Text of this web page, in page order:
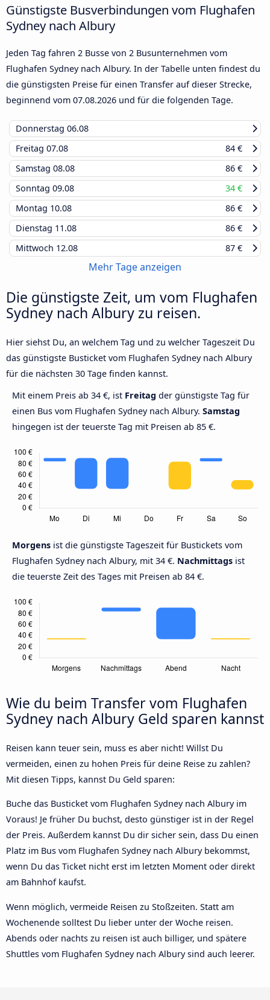
Günstigste Busverbindungen vom Flughafen
Sydney nach Albury
Jeden Tag fahren 2 Busse von 2 Busunternehmen vom
Flughafen Sydney nach Albury. In der Tabelle unten findest du
die günstigsten Preise für einen Transfer auf dieser Strecke,
beginnend vom 07.08.2026 und für die folgenden Tage.
Donnerstag 06.08
Freitag 07.08
84 €
Samstag 08.08
86 €
Sonntag 09.08
34 €
Montag 10.08
86 €
Dienstag 11.08
86 €
Mittwoch 12.08 87 €
Mehr Tage anzeigen
Die günstigste Zeit, um vom Flughafen
Sydney nach Albury zu reisen.
Hier siehst Du, an welchem Tag und zu welcher Tageszeit Du
das günstigste Busticket vom Flughafen Sydney nach Albury
für die nächsten 30 Tage finden kannst.
Mit einem Preis ab 34 €, ist Freitag der günstigste Tag für
einen Bus vom Flughafen Sydney nach Albury. Samstag
hingegen ist der teuerste Tag mit Preisen ab 85 €.
Morgens ist die günstigste Tageszeit für Bustickets vom
Flughafen Sydney nach Albury, mit 34 €. Nachmittags ist
die teuerste Zeit des Tages mit Preisen ab 84 €.
Wie du beim Transfer vom Flughafen
Sydney nach Albury Geld sparen kannst
Reisen kann teuer sein, muss es aber nicht! Willst Du
vermeiden, einen zu hohen Preis für deine Reise zu zahlen?
Mit diesen Tipps, kannst Du Geld sparen:
Buche das Busticket vom Flughafen Sydney nach Albury im
Voraus! Je früher Du buchst, desto günstiger ist in der Regel
der Preis. Außerdem kannst Du dir sicher sein, dass Du einen
Platz im Bus vom Flughafen Sydney nach Albury bekommst,
wenn Du das Ticket nicht erst im letzten Moment oder direkt
am Bahnhof kaufst.
Wenn möglich, vermeide Reisen zu Stoßzeiten. Statt am
Wochenende solltest Du lieber unter der Woche reisen.
Abends oder nachts zu reisen ist auch billiger, und spätere
Shuttles vom Flughafen Sydney nach Albury sind auch leerer.